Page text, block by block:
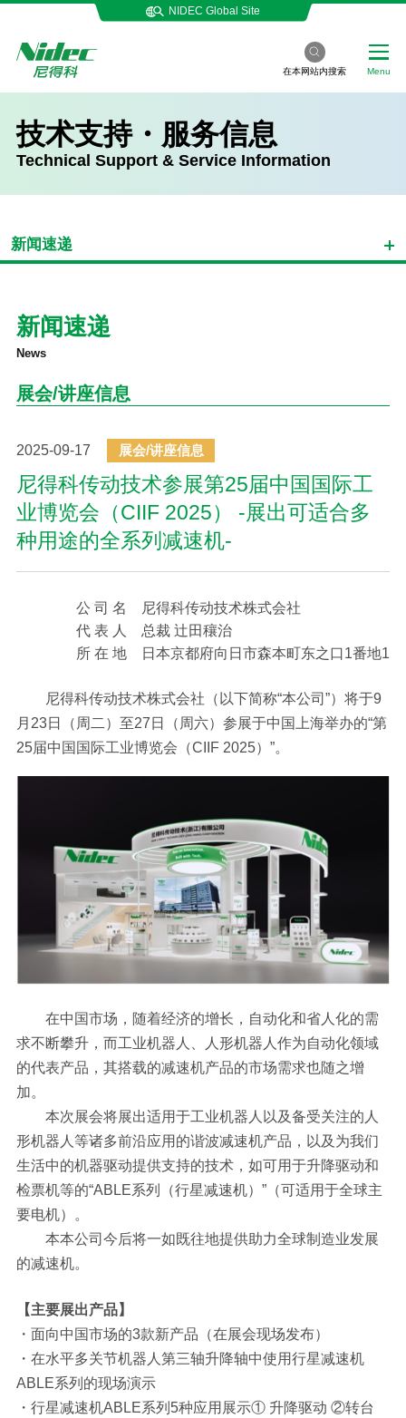
NIDEC Global Site
在本网站内搜索 Menu
技术支持・服务信息
Technical Support & Service Information
新闻速递
新闻速递
News
展会/讲座信息
2025-09-17 展会/讲座信息
尼得科传动技术参展第25届中国国际工
业博览会（CIIF 2025） -展出可适合多
种用途的全系列减速机-
公 司 名
尼得科传动技术株式会社
代 表 人
总裁 辻田穰治
所 在 地
日本京都府向日市森本町东之口1番地1
尼得科传动技术株式会社（以下简称“本公司”）将于9
月23日（周二）至27日（周六）参展于中国上海举办的“第
25届中国国际工业博览会（CIIF 2025）”。
在中国市场，随着经济的增长，自动化和省人化的需
求不断攀升，而工业机器人、人形机器人作为自动化领域
的代表产品，其搭载的减速机产品的市场需求也随之增
加。
本次展会将展出适用于工业机器人以及备受关注的人
形机器人等诸多前沿应用的谐波减速机产品，以及为我们
生活中的机器驱动提供支持的技术，如可用于升降驱动和
检票机等的“ABLE系列（行星减速机）”（可适用于全球主
要电机）。
本本公司今后将一如既往地提供助力全球制造业发展
的减速机。
【主要展出产品】
・面向中国市场的3款新产品（在展会现场发布）
・在水平多关节机器人第三轴升降轴中使用行星减速机
ABLE系列的现场演示
・行星减速机ABLE系列5种应用展示① 升降驱动 ②转台